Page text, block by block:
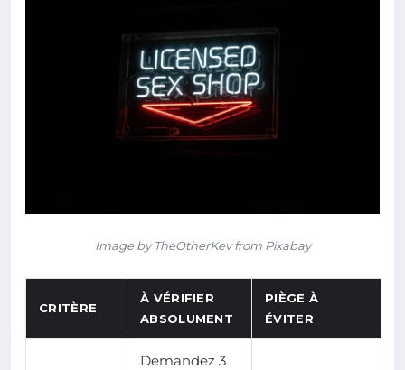
Image by TheOtherKev from Pixabay
CRITÈRE
À VÉRIFIER
ABSOLUMENT
PIÈGE À
ÉVITER
Demandez 3